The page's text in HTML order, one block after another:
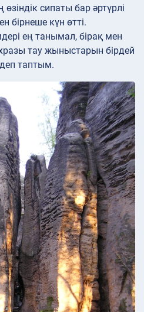
сипаты бар әртүрлі
бірнеше күн өтті.
ең танымал, бірақ мен
тау жыныстарын бірдей
таптым.